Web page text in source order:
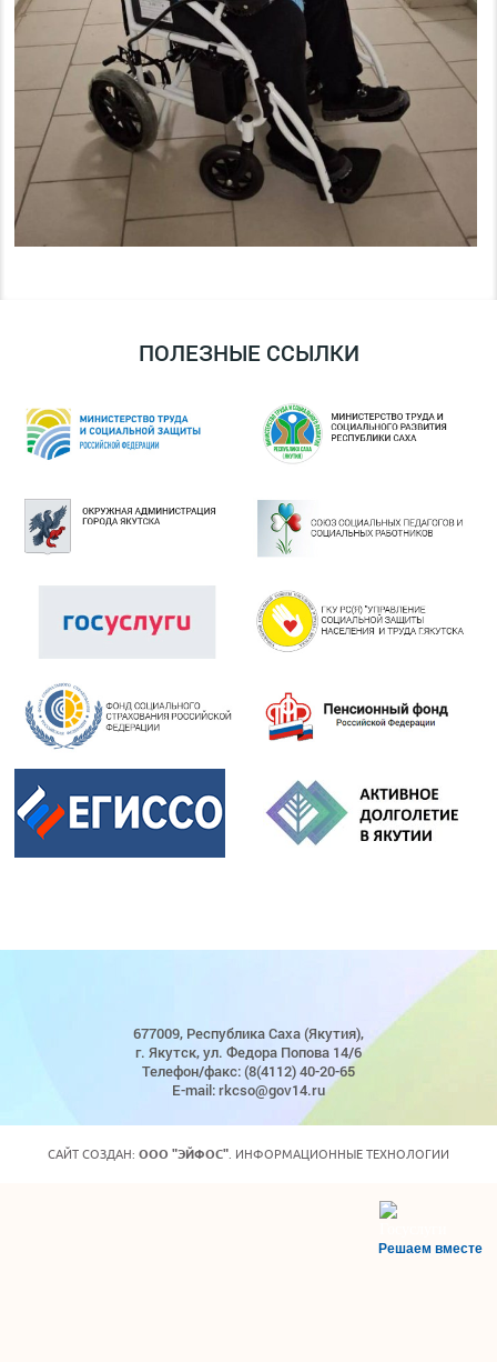
ПОЛЕЗНЫЕ ССЫЛКИ
677009, Республика Саха (Якутия),
г. Якутск, ул. Федора Попова 14/6
Телефон/факс: (8(4112) 40-20-65
E-mail: rkcso@gov14.ru
САЙТ СОЗДАН: ООО "ЭЙФОС" . ИНФОРМАЦИОННЫЕ ТЕХНОЛОГИИ
Решаем вместе